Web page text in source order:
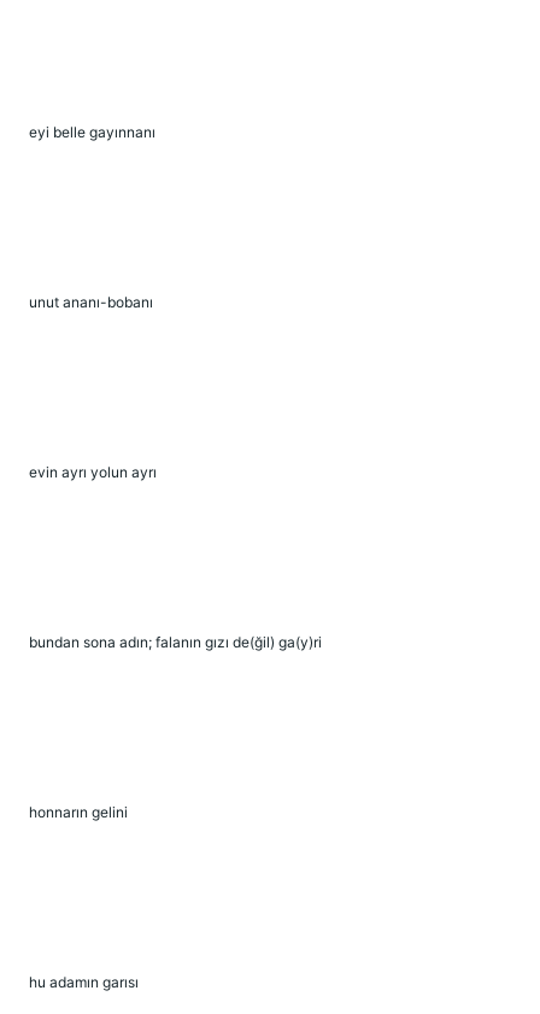
eyi belle gayınnanı
unut ananı-bobanı
evin ayrı yolun ayrı
bundan sona adın; falanın gızı de(ğil) ga(y)ri
honnarın gelini
hu adamın garısı